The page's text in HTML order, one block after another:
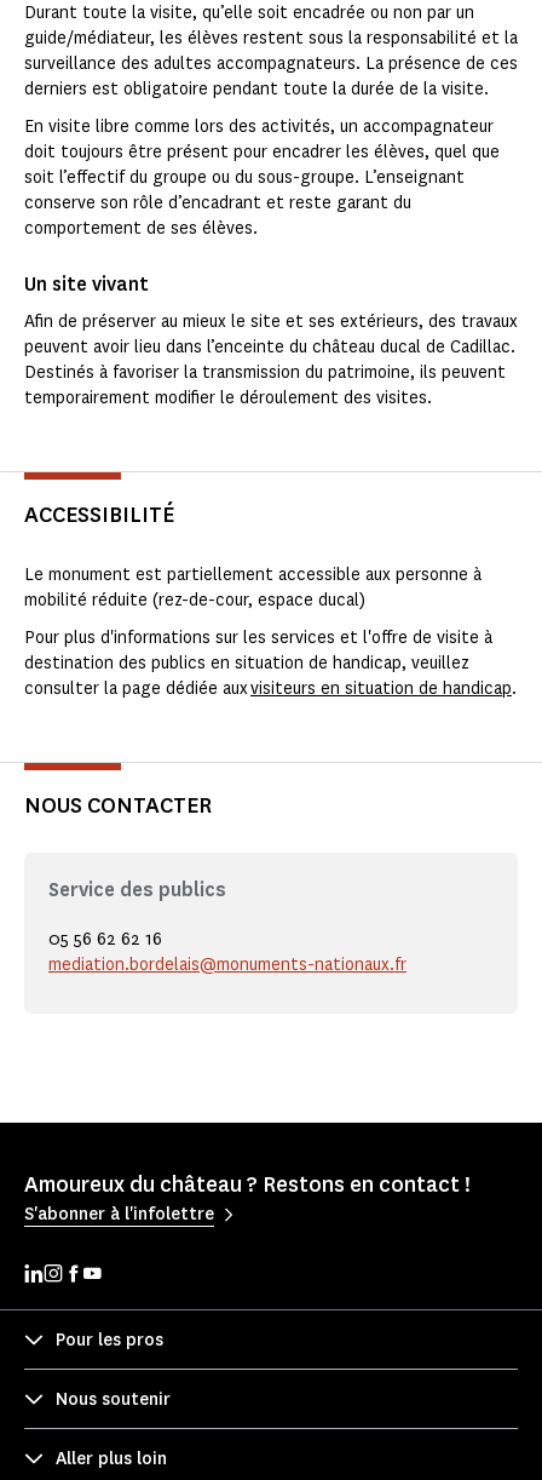
Durant toute la visite, qu’elle soit encadrée ou non par un
guide/médiateur, les élèves restent sous la responsabilité et la
surveillance des adultes accompagnateurs. La présence de ces
derniers est obligatoire pendant toute la durée de la visite.
En visite libre comme lors des activités, un accompagnateur
doit toujours être présent pour encadrer les élèves, quel que
soit l’effectif du groupe ou du sous-groupe. L’enseignant
conserve son rôle d’encadrant et reste garant du
comportement de ses élèves.
Un site vivant
Afin de préserver au mieux le site et ses extérieurs, des travaux
peuvent avoir lieu dans l’enceinte du château ducal de Cadillac.
Destinés à favoriser la transmission du patrimoine, ils peuvent
temporairement modifier le déroulement des visites.
ACCESSIBILITÉ
Le monument est partiellement accessible aux personne à
mobilité réduite (rez-de-cour, espace ducal)
Pour plus d'informations sur les services et l'offre de visite à
destination des publics en situation de handicap, veuillez
consulter la page dédiée auxvisiteurs en situation de handicap.
NOUS CONTACTER
Service des publics
05 56 62 62 16
mediation.bordelais@monuments-nationaux.fr
Amoureux du château ? Restons en contact !
S'abonner à l'infolettre
Pour les pros
Nous soutenir
Aller plus loin